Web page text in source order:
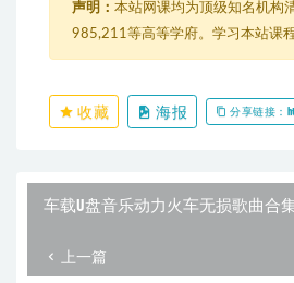
声明： 本站网课均为顶级知名机构
985,211等高等学府。学习本站课
收藏 海报 分享链接：
车载U盘音乐动力火车无损歌曲合
上一篇